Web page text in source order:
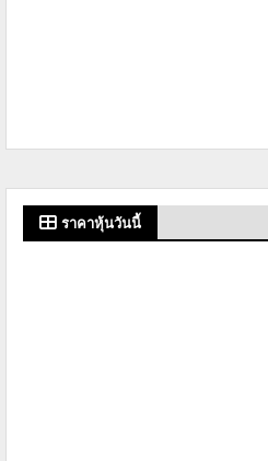
ราคาหุ้นวันนี้